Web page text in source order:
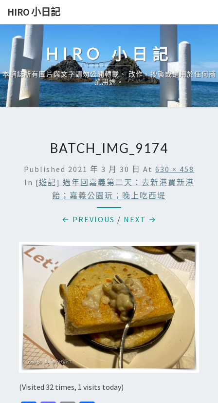
Skip
content
HIRO 小日記
HIRO 小日記
本網誌所有圖片與文字請勿公開轉載、 改作、抄襲或是用於任何商
業用途。
BATCH_IMG_9174
Published 2021 年 3 月 30 日 At 630 × 458
In [遊記] 過年回嘉義第二天：去新港買新港
飴；嘉義公園玩；晚上吃西堤
← PREVIOUS / NEXT →
(Visited 32 times, 1 visits today)